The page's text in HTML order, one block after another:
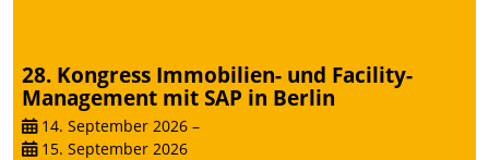
28. Kongress Immobilien- und Facility-
Management mit SAP in Berlin
14. September 2026 –
15. September 2026